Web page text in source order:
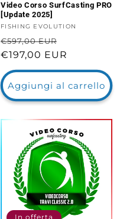
Video Corso SurfCasting PRO
[Update 2025]
Fornitore:
FISHING EVOLUTION
Prezzo
di
listino
€597,00 EUR
scontato
€197,00 EUR
Aggiungi al carrello
In offerta